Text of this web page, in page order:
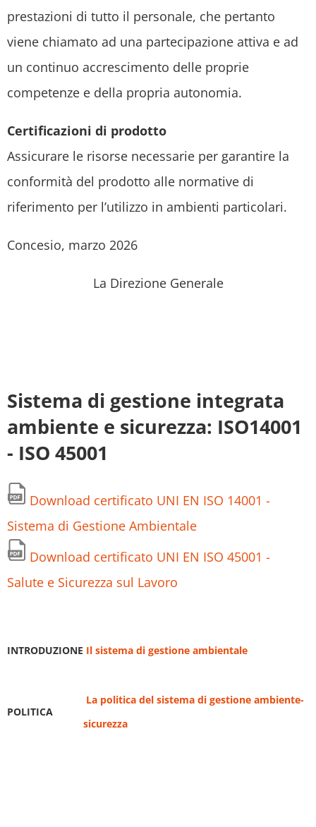
prestazioni di tutto il personale, che pertanto
viene chiamato ad una partecipazione attiva e ad
un continuo accrescimento delle proprie
competenze e della propria autonomia.
Certificazioni di prodotto
Assicurare le risorse necessarie per garantire la
conformità del prodotto alle normative di
riferimento per l’utilizzo in ambienti particolari.
Concesio, marzo 2026
La Direzione Generale
Sistema di gestione integrata
ambiente e sicurezza: ISO14001
- ISO 45001
Download certificato UNI EN ISO 14001 -
Sistema di Gestione Ambientale
Download certificato UNI EN ISO 45001 -
Salute e Sicurezza sul Lavoro
INTRODUZIONE Il sistema di gestione ambientale
POLITICA
La politica del sistema di gestione ambiente-
sicurezza